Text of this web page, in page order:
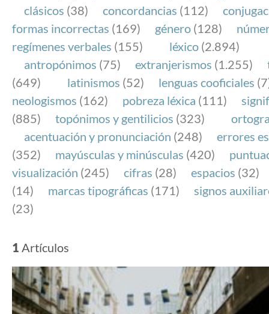
FundéuRAE es una fundación patrocinada por la
y la Real Academia Española, cuyo objetivo es
el buen uso del español en los medios de
Internet.
clásicos (38) concordancias (112)
formas incorrectas (169) género (128)
regímenes verbales (155) léxico (2.894)
antropónimos (75) extranjerismos (1.255)
(649)
latinismos (52) lenguas cooficiales
neologismos (162) pobreza léxica (111)
(885)
topónimos y gentilicios (323)
acentuación y pronunciación (248)
errores
(352)
mayúsculas y minúsculas (420)
visualización (245) cifras (28) espacios (32)
(14)
marcas tipográficas (171)
signos
(23)
1 Artículos